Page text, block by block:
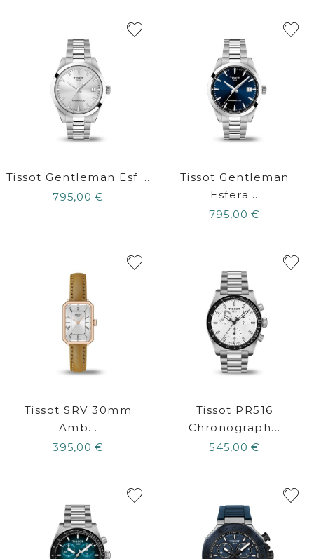
Tissot Gentleman Esf....
795,00 €
Tissot Gentleman
Esfera...
795,00 €
Tissot SRV 30mm
Amb...
395,00 €
Tissot PR516
Chronograph...
545,00 €